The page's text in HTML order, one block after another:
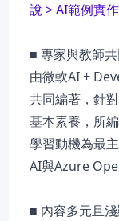
說 > AI範例實作
■ 專家與教師
由微軟AI +
共同編著，針
基本素養，所
學習動機為最
AI與Azure
■ 內容多元且